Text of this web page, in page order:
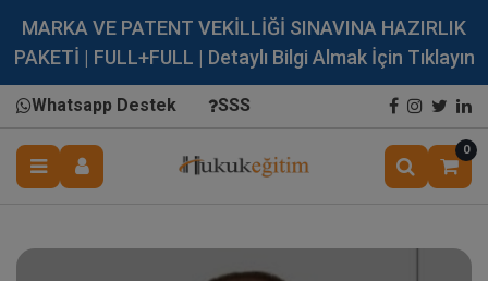
MARKA VE PATENT VEKİLLİĞİ SINAVINA HAZIRLIK
PAKETİ | FULL+FULL | Detaylı Bilgi Almak İçin Tıklayın
Whatsapp Destek SSS
0